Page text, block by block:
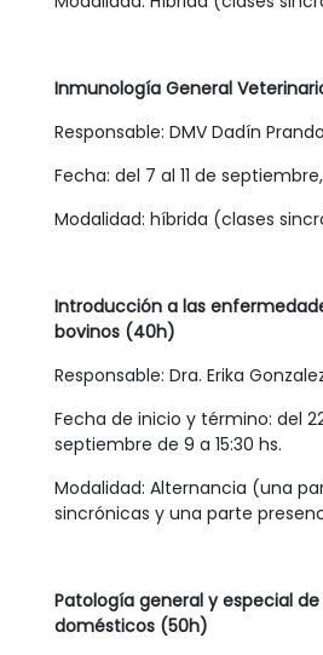
Inmunología General
Responsable: DMV Dadín
Fecha: del 7 al 11 de
Modalidad: híbrida (clases
Introducción a las
bovinos (40h)
Responsable: Dra. Erika
Fecha de inicio y término: del
septiembre de 9 a 15:30 hs.
Modalidad: Alternancia (una
sincrónicas y una parte
Patología general y especial
domésticos (50h)